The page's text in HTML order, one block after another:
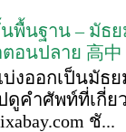
พื้นฐาน – มัธ
อนปลาย 高中
งออกเป็นมัธ
ปดูคำศัพท์ที่เกี่
ชั...